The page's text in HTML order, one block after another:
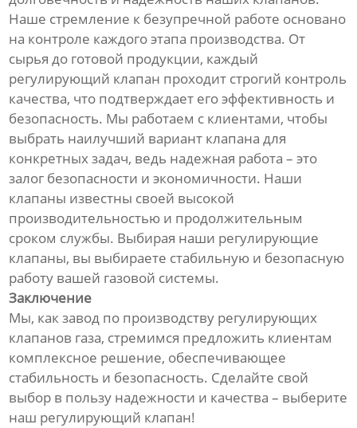
Наше стремление к безупречной работе основано
на контроле каждого этапа производства. От
сырья до готовой продукции, каждый
регулирующий клапан проходит строгий контроль
качества, что подтверждает его эффективность и
безопасность. Мы работаем с клиентами, чтобы
выбрать наилучший вариант клапана для
конкретных задач, ведь надежная работа – это
залог безопасности и экономичности. Наши
клапаны известны своей высокой
производительностью и продолжительным
сроком службы. Выбирая наши регулирующие
клапаны, вы выбираете стабильную и безопасную
работу вашей газовой системы.
Заключение
Мы, как завод по производству регулирующих
клапанов газа, стремимся предложить клиентам
комплексное решение, обеспечивающее
стабильность и безопасность. Сделайте свой
выбор в пользу надежности и качества – выберите
наш регулирующий клапан!